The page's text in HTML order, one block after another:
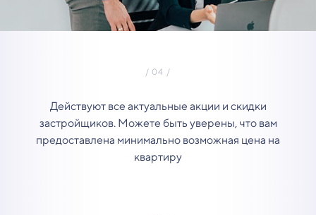
Действуют все актуальные акции и скидки
застройщиков. Можете быть уверены, что вам
предоставлена минимально возможная цена на
квартиру